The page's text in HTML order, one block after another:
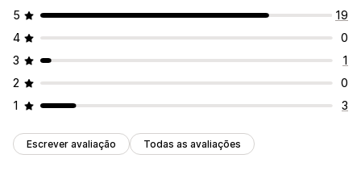
5
19
4
0
3
1
2
0
1
3
Escrever avaliação Todas as avaliações